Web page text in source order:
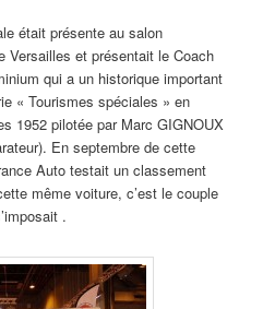
était présente au salon
Versailles et présentait le Coach
qui a un historique important
« Tourismes spéciales » en
1952 pilotée par Marc GIGNOUX
En septembre de cette
Auto testait un classement
même voiture, c’est le couple
.